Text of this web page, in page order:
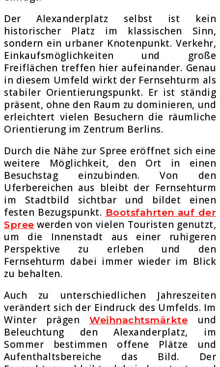
Der Alexanderplatz selbst ist kein
historischer Platz im klassischen Sinn,
sondern ein urbaner Knotenpunkt. Verkehr,
Einkaufsmöglichkeiten und große
Freiflächen treffen hier aufeinander. Genau
in diesem Umfeld wirkt der Fernsehturm als
stabiler Orientierungspunkt. Er ist ständig
präsent, ohne den Raum zu dominieren, und
erleichtert vielen Besuchern die räumliche
Orientierung im Zentrum Berlins.
Durch die Nähe zur Spree eröffnet sich eine
weitere Möglichkeit, den Ort in einen
Besuchstag einzubinden. Von den
Uferbereichen aus bleibt der Fernsehturm
im Stadtbild sichtbar und bildet einen
festen Bezugspunkt. Bootsfahrten auf der
Spree werden von vielen Touristen genutzt,
um die Innenstadt aus einer ruhigeren
Perspektive zu erleben und den
Fernsehturm dabei immer wieder im Blick
zu behalten.
Auch zu unterschiedlichen Jahreszeiten
verändert sich der Eindruck des Umfelds. Im
Winter prägenWeihnachtsmärkte und
Beleuchtung den Alexanderplatz, im
Sommer bestimmen offene Plätze und
Aufenthaltsbereiche das Bild. Der